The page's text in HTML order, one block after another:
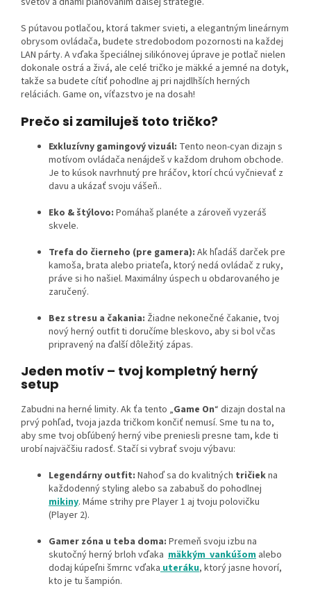
S pútavou potlačou, ktorá takmer svieti, a elegantným lineárnym
obrysom ovládača, budete stredobodom pozornosti na každej
LAN párty. A vďaka špeciálnej silikónovej úprave je potlač nielen
dokonale ostrá a živá, ale celé tričko je mäkké a jemné na dotyk,
takže sa budete cítiť pohodlne aj pri najdlhších herných
reláciách. Game on, víťazstvo je na dosah!
Prečo si zamiluješ toto tričko?
Exkluzívny gamingový vizuál: Tento neon-cyan dizajn s
motívom ovládača nenájdeš v každom druhom obchode.
Je to kúsok navrhnutý pre hráčov, ktorí chcú vyčnievať z
davu a ukázať svoju vášeň..
Eko & štýlovo: Pomáhaš planéte a zároveň vyzeráš
skvele.
Trefa do čierneho (pre gamera): Ak hľadáš darček pre
kamoša, brata alebo priateľa, ktorý nedá ovládač z ruky,
práve si ho našiel. Maximálny úspech u obdarovaného je
zaručený.
Bez stresu a čakania: Žiadne nekonečné čakanie, tvoj
nový herný outfit ti doručíme bleskovo, aby si bol včas
pripravený na ďalší dôležitý zápas.
Jeden motív – tvoj kompletný herný
setup
Zabudni na herné limity. Ak ťa tento „Game On“ dizajn dostal na
prvý pohľad, tvoja jazda tričkom končiť nemusí. Sme tu na to,
aby sme tvoj obľúbený herný vibe preniesli presne tam, kde ti
urobí najväčšiu radosť. Stačí si vybrať svoju výbavu:
Legendárny outfit: Nahoď sa do kvalitných tričiekna
každodenný styling alebo sa zababuš do pohodlnej
mikiny. Máme strihy pre Player 1 aj tvoju polovičku
(Player 2).
Gamer zóna u teba doma: Premeň svoju izbu na
skutočný herný brloh vďaka mäkkým vankúšom alebo
dodaj kúpeľni šmrnc vďakauteráku, ktorý jasne hovorí,
kto je tu šampión.